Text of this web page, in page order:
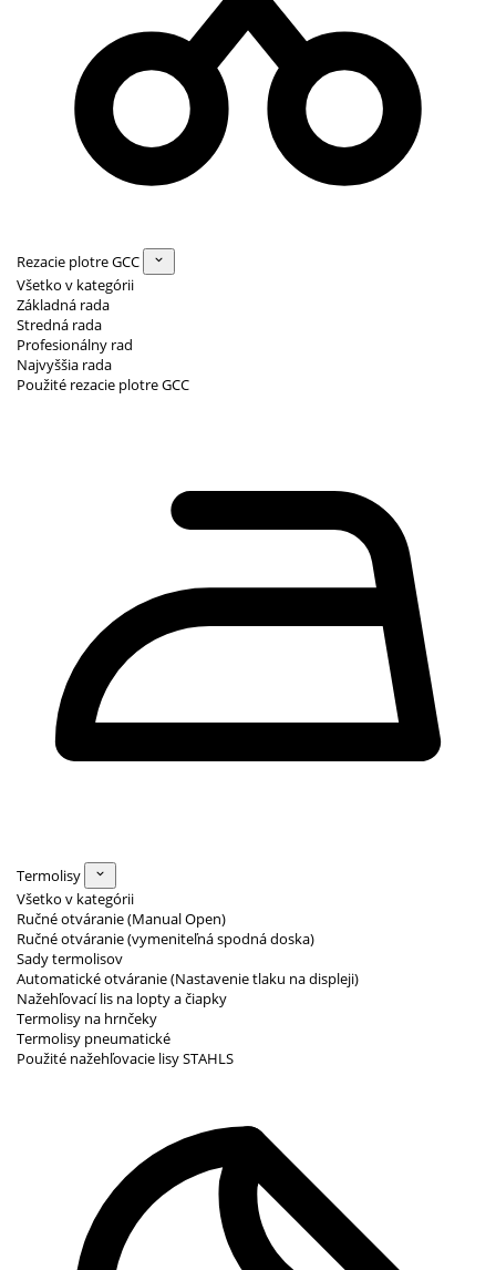
Rezacie plotre GCC
Všetko v kategórii
Základná rada
Stredná rada
Profesionálny rad
Najvyššia rada
Použité rezacie plotre GCC
Termolisy
Všetko v kategórii
Ručné otváranie (Manual Open)
Ručné otváranie (vymeniteľná spodná doska)
Sady termolisov
Automatické otváranie (Nastavenie tlaku na displeji)
Nažehľovací lis na lopty a čiapky
Termolisy na hrnčeky
Termolisy pneumatické
Použité nažehľovacie lisy STAHLS